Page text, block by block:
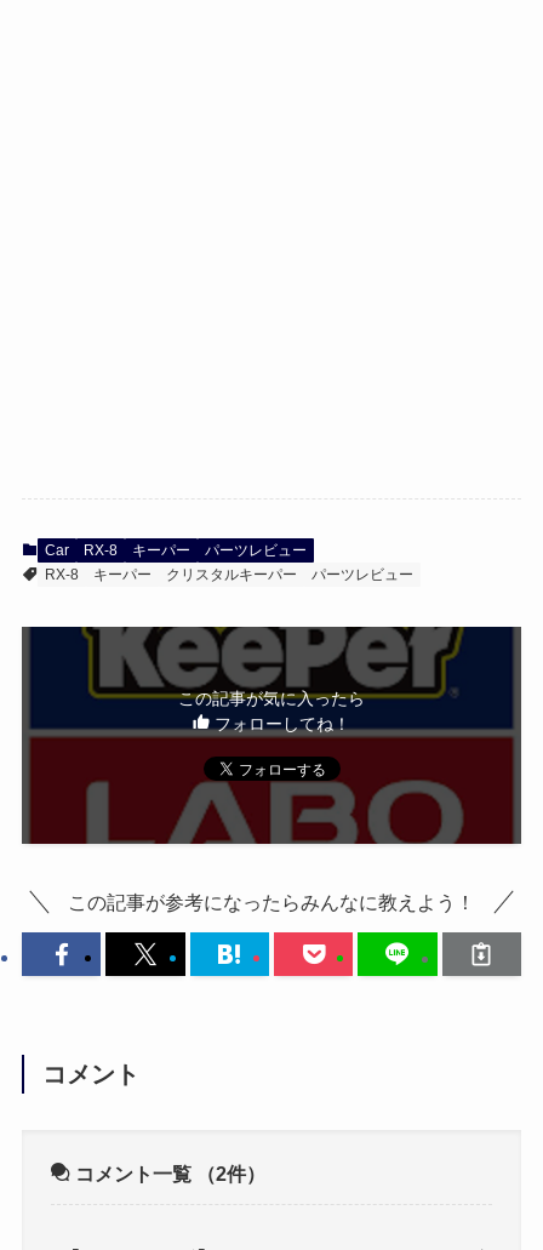
Car RX-8 キーパー
パーツレビュー
RX-8
キーパー クリスタルキーパー パーツレビュー
この記事が気に入ったら
フォローしてね！
この記事が参考になったらみんなに教えよう！
コメント
コメント一覧 （2件）